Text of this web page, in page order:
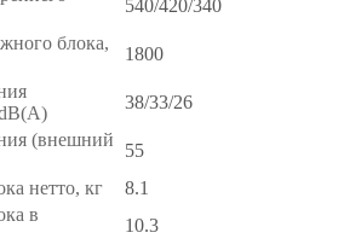
540/420/340
блока,
1800
38/33/26
(внешний
55
нетто, кг
8.1
в
10.3